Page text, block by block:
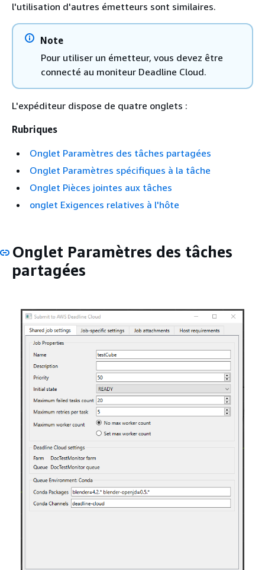
l'utilisation d'autres émetteurs sont similaires.
Note
Pour utiliser un émetteur, vous devez être
connecté au moniteur Deadline Cloud.
L'expéditeur dispose de quatre onglets :
Rubriques
Onglet Paramètres des tâches partagées
Onglet Paramètres spécifiques à la tâche
Onglet Pièces jointes aux tâches
onglet Exigences relatives à l'hôte
Onglet Paramètres des tâches
partagées